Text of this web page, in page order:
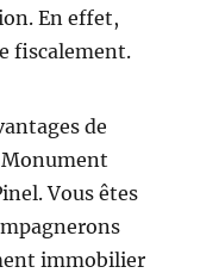
En effet,
fiscalement.
de
Vous êtes
immobilier